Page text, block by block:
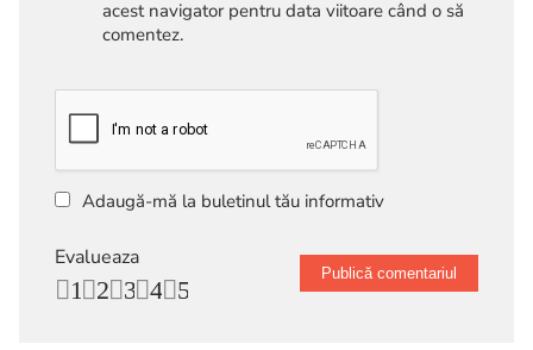
acest navigator pentru data viitoare când o să
comentez.
Adaugă-mă la buletinul tău informativ
Evalueaza
5
4
3
2
1